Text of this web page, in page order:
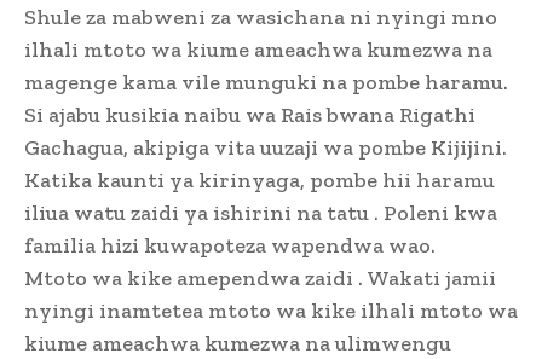
Shule za mabweni za wasichana ni nyingi mno
ilhali mtoto wa kiume ameachwa kumezwa na
magenge kama vile munguki na pombe haramu.
Si ajabu kusikia naibu wa Rais bwana Rigathi
Gachagua, akipiga vita uuzaji wa pombe Kijijini.
Katika kaunti ya kirinyaga, pombe hii haramu
iliua watu zaidi ya ishirini na tatu . Poleni kwa
familia hizi kuwapoteza wapendwa wao.
Mtoto wa kike amependwa zaidi . Wakati jamii
nyingi inamtetea mtoto wa kike ilhali mtoto wa
kiume ameachwa kumezwa na ulimwengu